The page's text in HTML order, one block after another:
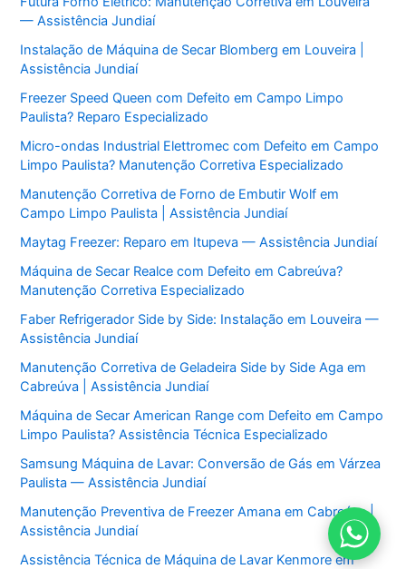
— Assistência Jundiaí
Instalação de Máquina de Secar Blomberg em Louveira |
Assistência Jundiaí
Freezer Speed Queen com Defeito em Campo Limpo
Paulista? Reparo Especializado
Micro-ondas Industrial Elettromec com Defeito em Campo
Limpo Paulista? Manutenção Corretiva Especializado
Manutenção Corretiva de Forno de Embutir Wolf em
Campo Limpo Paulista | Assistência Jundiaí
Maytag Freezer: Reparo em Itupeva — Assistência Jundiaí
Máquina de Secar Realce com Defeito em Cabreúva?
Manutenção Corretiva Especializado
Faber Refrigerador Side by Side: Instalação em Louveira —
Assistência Jundiaí
Manutenção Corretiva de Geladeira Side by Side Aga em
Cabreúva | Assistência Jundiaí
Máquina de Secar American Range com Defeito em Campo
Limpo Paulista? Assistência Técnica Especializado
Samsung Máquina de Lavar: Conversão de Gás em Várzea
Paulista — Assistência Jundiaí
Manutenção Preventiva de Freezer Amana em Cabreúva |
Assistência Jundiaí
Assistência Técnica de Máquina de Lavar Kenmore em